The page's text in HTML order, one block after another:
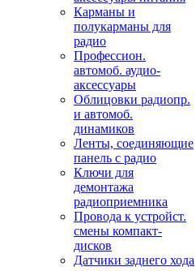
Карманы и
полукарманы для
радио
Профессион.
автомоб. аудио-
аксессуары
Облицовки радиопр.
и автомоб.
динамиков
Ленты, соединяющие
панель с радио
Ключи для
демонтажа
радиоприемника
Провода к устройст.
смены компакт-
дисков
Датчики заднего хода